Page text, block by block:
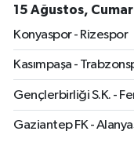
15 Ağustos,
Konyaspor - Rizespor
Kasımpaşa -
Gençlerbirliği S.K. -
Gaziantep FK -